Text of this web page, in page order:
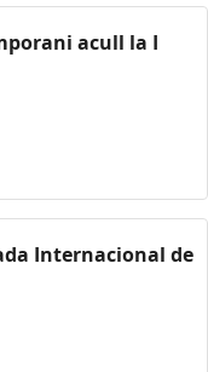
acull la I
Internacional de